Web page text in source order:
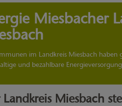
Miesbacher
im Landkreis Miesbach haben
und bezahlbare
Landkreis Miesbach